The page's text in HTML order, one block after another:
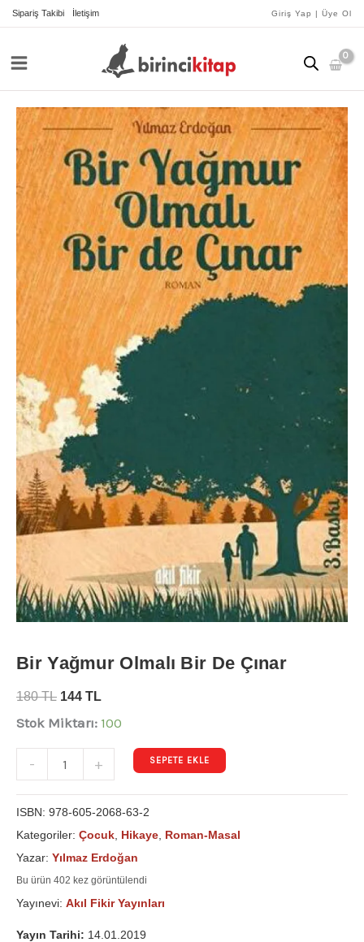
İçeriğe
Sipariş Takibi İletişim Giriş Yap | Üye Ol
Bir Yağmur Olmalı Bir De Çınar
180TL 144 TL
Stok Miktarı: 100
-
Bir
Yağmur
Olmalı
Bir
De
Çınar
adet
+ SEPETE EKLE
ISBN: 978-605-2068-63-2
Kategoriler: Çocuk Hikaye Roman-Masal
Yazar: Yılmaz Erdoğan
Bu ürün 402 kez görüntülendi
Yayınevi: Akıl Fikir Yayınları
Yayın Tarihi: 14.01.2019